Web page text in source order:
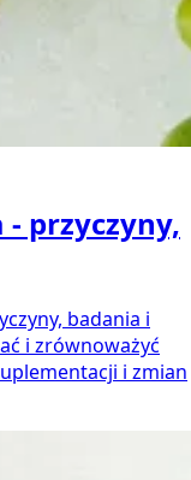
przyczyny,
badania i
i zrównoważyć
i zmian